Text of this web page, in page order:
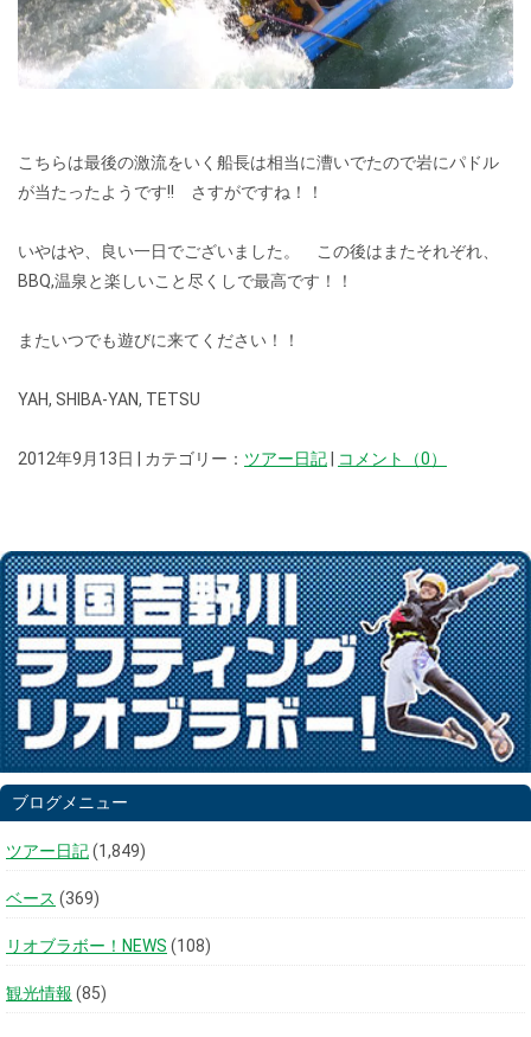
こちらは最後の激流をいく船長は相当に漕いでたので岩にパドル
が当たったようです!! さすがですね！！
いやはや、良い一日でございました。 この後はまたそれぞれ、
BBQ,温泉と楽しいこと尽くしで最高です！！
またいつでも遊びに来てください！！
YAH, SHIBA-YAN, TETSU
2012年9月13日 | カテゴリー： ツアー日記 コメント（0）
ブログメニュー
ツアー日記(1,849)
ベース (369)
リオブラボー！NEWS (108)
観光情報 (85)